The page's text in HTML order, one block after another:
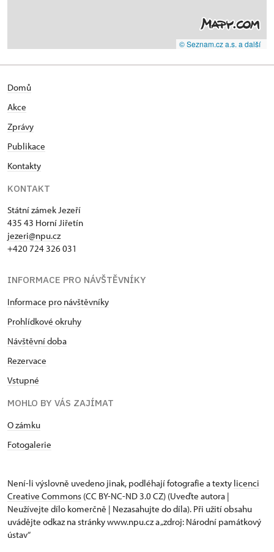
© Seznam.cz a.s. a další
Domů
Akce
Zprávy
Publikace
Kontakty
KONTAKT
Státní zámek Jezeří
435 43 Horní Jiřetín
jezeri@npu.cz
+420 724 326 031
INFORMACE PRO NÁVŠTĚVNÍKY
Informace pro návštěvníky
Prohlídkové okruhy
Návštěvní doba
Rezervace
Vstupné
MOHLO BY VÁS ZAJÍMAT
O zámku
Fotogalerie
Není-li výslovně uvedeno jinak, podléhají fotografie a texty licenci
Creative Commons (CC BY-NC-ND 3.0 CZ) (Uveďte autora |
Neužívejte dílo komerčně | Nezasahujte do díla). Při užití obsahu
uvádějte odkaz na stránky www.npu.cz a „zdroj: Národní památkový
ústav“